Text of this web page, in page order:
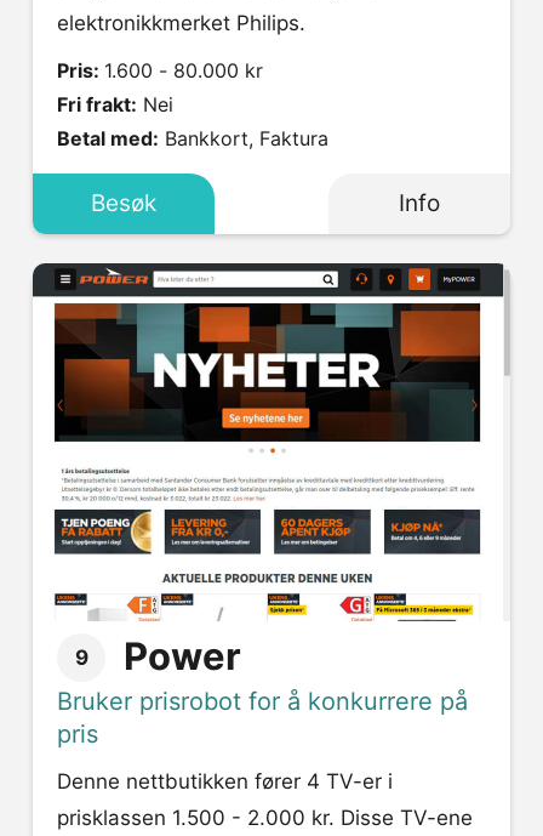
elektronikkmerket Philips.
Pris: 1.600 - 80.000 kr
Fri frakt: Nei
Betal med: Bankkort, Faktura
Besøk Info
9 Power
Bruker prisrobot for å konkurrere på
pris
Denne nettbutikken fører 4 TV-er i
prisklassen 1.500 - 2.000 kr. Disse TV-ene